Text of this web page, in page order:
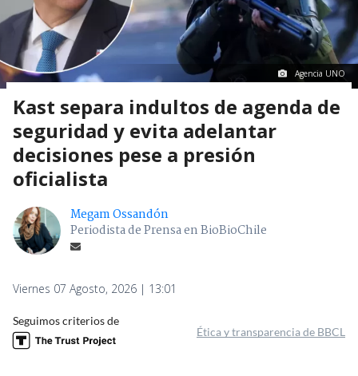
Agencia UNO
Kast separa indultos de agenda de
seguridad y evita adelantar
decisiones pese a presión
oficialista
Megam Ossandón
Periodista de Prensa en BioBioChile
Viernes 07 Agosto, 2026 | 13:01
Seguimos criterios de
Ética y transparencia de BBCL